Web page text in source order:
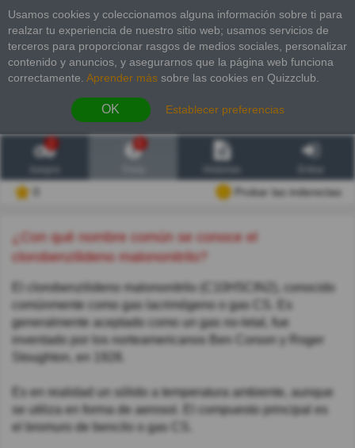
Usamos cookies y coleccionamos alguna información sobre ti para
realzar tu experiencia de nuestro sitio web; usamos servicios de
terceros para proporcionar rasgos de medios sociales, personalizar
contenido y anuncios, y asegurarnos que la página web funciona
correctamente. Aprender más sobre las cookies en Quizzclub.
OK Establecer preferencias
2
Probar las inderectas
¿Con qué nombre común se conoce el
clorobenzilideno malononitrilo?
El clorobenzilideno malononitrilo (C10H5CIN2), conocido
comúnmente como gas lacrimógeno o gas CS. Es
generalmente aceptado como un gas no-letal, fue
inventado por los norteamericanos Ben Corson y Roger
Stoughton, en 1928.
Es en realidad un sólido a temperatura ambiente, aunque
se utiliza en forma de aerosol. El compuesto principal es
el bromuro de bencilo o gas CS.